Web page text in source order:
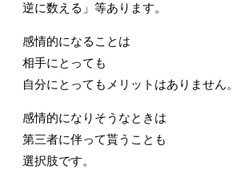
逆に数える」等あります。
感情的になることは
相手にとっても
自分にとってもメリットはありません。
感情的になりそうなときは
第三者に伴って貰うことも
選択肢です。